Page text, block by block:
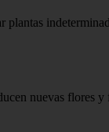
nuevas flores